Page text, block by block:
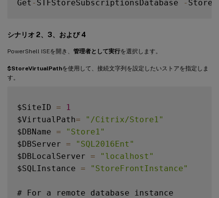
Get - STFStoreSubscriptionsDatabase -
シナリオ 2、3、および 4
PowerShell ISEを開き、 管理者として実行を選択します。
$StoreVirtualPathを使用して、接続文字列を設定したいストアを指定しま
す。
$SiteID =
1
$VirtualPath=
"/Citrix/Store1"
$DBName =
"Store1"
$DBServer =
"SQL2016Ent"
$DBLocalServer =
"localhost"
$SQLInstance = "StoreFrontInstance"
# For a remote database instance